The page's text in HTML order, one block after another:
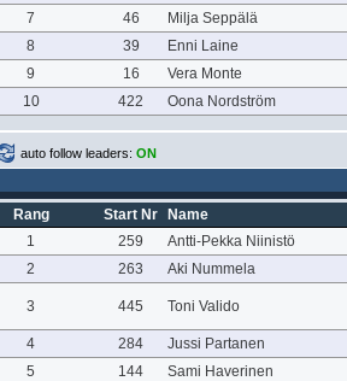
7
46
Milja Seppälä
8
39
Enni Laine
9
16
Vera Monte
10
422 Oona Nordström
auto follow leaders: ON
Rang Start Nr
Name
1
259
Antti-Pekka Niinistö
2
263 Aki Nummela
3 445 Toni Valido
4 284
Jussi Partanen
5
144
Sami Haverinen